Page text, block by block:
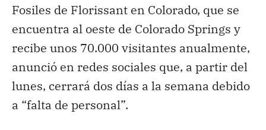
Fosiles de Florissant en Colorado, que se
encuentra al oeste de Colorado Springs y
recibe unos 70.000 visitantes anualmente,
anunció en redes sociales que, a partir del
lunes, cerrará dos días a la semana debido
a “falta de personal”.